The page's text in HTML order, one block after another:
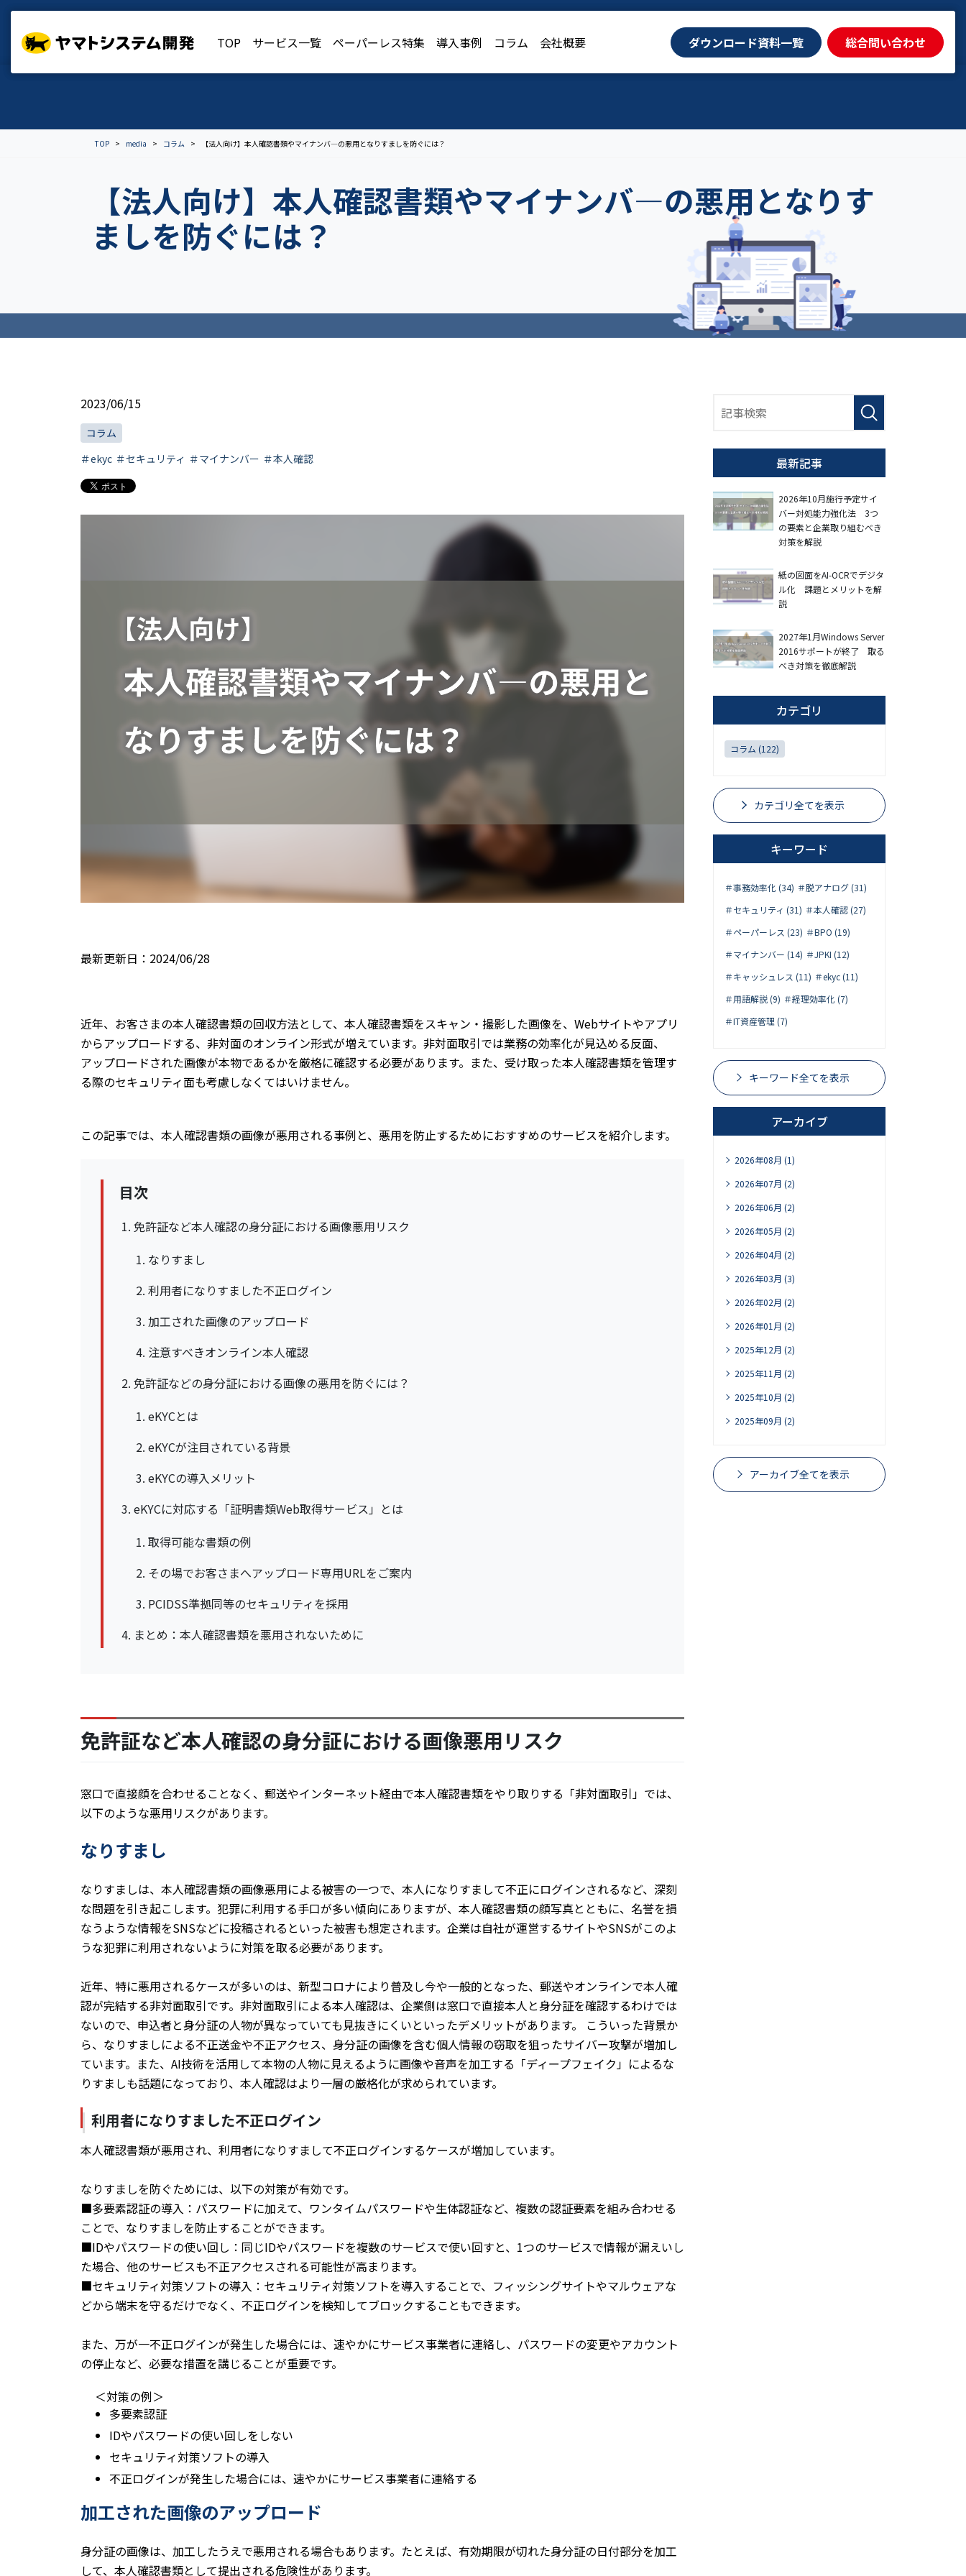
TOP サービス一覧 導入事例 コラム 会社概要 ダウンロード資料一覧 総合問い合わせ
TOP サービス一覧 ペーパーレス特集 導入事例 コラム 会社概要 ダウンロード資料一覧 総合問い合わせ
TOP media コラム 【法人向け】本人確認書類やマイナンバ―の悪用となりすましを防ぐには？
【法人向け】本人確認書類やマイナンバ―の悪用となりす
ましを防ぐには？
2023/06/15
コラム
＃ekyc ＃セキュリティ ＃マイナンバー ＃本人確認
最新更新日：2024/06/28
近年、お客さまの本人確認書類の回収方法として、本人確認書類をスキャン・撮影した画像を、Webサイトやアプリ
からアップロードする、非対面のオンライン形式が増えています。非対面取引では業務の効率化が見込める反面、
アップロードされた画像が本物であるかを厳格に確認する必要があります。また、受け取った本人確認書類を管理す
る際のセキュリティ面も考慮しなくてはいけません。
この記事では、本人確認書類の画像が悪用される事例と、悪用を防止するためにおすすめのサービスを紹介します。
目次
免許証など本人確認の身分証における画像悪用リスク
なりすまし
利用者になりすました不正ログイン
加工された画像のアップロード
注意すべきオンライン本人確認
免許証などの身分証における画像の悪用を防ぐには？
eKYCとは
eKYCが注目されている背景
eKYCの導入メリット
eKYCに対応する「証明書類Web取得サービス」とは
取得可能な書類の例
その場でお客さまへアップロード専用URLをご案内
PCIDSS準拠同等のセキュリティを採用
まとめ：本人確認書類を悪用されないために
免許証など本人確認の身分証における画像悪用リスク
窓口で直接顔を合わせることなく、郵送やインターネット経由で本人確認書類をやり取りする「非対面取引」では、
以下のような悪用リスクがあります。
なりすまし
なりすましは、本人確認書類の画像悪用による被害の一つで、本人になりすまして不正にログインされるなど、深刻
な問題を引き起こします。犯罪に利用する手口が多い傾向にありますが、本人確認書類の顔写真とともに、名誉を損
なうような情報をSNSなどに投稿されるといった被害も想定されます。企業は自社が運営するサイトやSNSがこのよ
うな犯罪に利用されないように対策を取る必要があります。
近年、特に悪用されるケースが多いのは、新型コロナにより普及し今や一般的となった、郵送やオンラインで本人確
認が完結する非対面取引です。非対面取引による本人確認は、企業側は窓口で直接本人と身分証を確認するわけでは
ないので、申込者と身分証の人物が異なっていても見抜きにくいといったデメリットがあります。 こういった背景か
ら、なりすましによる不正送金や不正アクセス、身分証の画像を含む個人情報の窃取を狙ったサイバー攻撃が増加し
ています。また、AI技術を活用して本物の人物に見えるように画像や音声を加工する「ディープフェイク」によるな
りすましも話題になっており、本人確認はより一層の厳格化が求められています。
利用者になりすました不正ログイン
本人確認書類が悪用され、利用者になりすまして不正ログインするケースが増加しています。
なりすましを防ぐためには、以下の対策が有効です。
■多要素認証の導入：パスワードに加えて、ワンタイムパスワードや生体認証など、複数の認証要素を組み合わせる
ことで、なりすましを防止することができます。
■IDやパスワードの使い回し：同じIDやパスワードを複数のサービスで使い回すと、1つのサービスで情報が漏えいし
た場合、他のサービスも不正アクセスされる可能性が高まります。
■セキュリティ対策ソフトの導入：セキュリティ対策ソフトを導入することで、フィッシングサイトやマルウェアな
どから端末を守るだけでなく、不正ログインを検知してブロックすることもできます。
また、万が一不正ログインが発生した場合には、速やかにサービス事業者に連絡し、パスワードの変更やアカウント
の停止など、必要な措置を講じることが重要です。
＜対策の例＞
多要素認証
IDやパスワードの使い回しをしない
セキュリティ対策ソフトの導入
不正ログインが発生した場合には、速やかにサービス事業者に連絡する
加工された画像のアップロード
身分証の画像は、加工したうえで悪用される場合もあります。たとえば、有効期限が切れた身分証の日付部分を加工
して、本人確認書類として提出される危険性があります。
最新記事
2026年10月施行予定サイ
バー対処能力強化法 3つ
の要素と企業取り組むべき
対策を解説
紙の図面をAI-OCRでデジタ
ル化 課題とメリットを解
説
2027年1月Windows Server
2016サポートが終了 取る
べき対策を徹底解説
カテゴリ
コラム (122)
カテゴリ全てを表示
キーワード
＃事務効率化 (34) ＃脱アナログ (31)
＃セキュリティ (31) ＃本人確認 (27)
＃ペーパーレス (23) ＃BPO (19)
＃マイナンバー (14) ＃JPKI (12)
＃キャッシュレス (11) ＃ekyc (11)
＃用語解説 (9) ＃経理効率化 (7)
＃IT資産管理 (7)
キーワード全てを表示
アーカイブ
2026年08月 (1)
2026年07月 (2)
2026年06月 (2)
2026年05月 (2)
2026年04月 (2)
2026年03月 (3)
2026年02月 (2)
2026年01月 (2)
2025年12月 (2)
2025年11月 (2)
2025年10月 (2)
2025年09月 (2)
アーカイブ全てを表示